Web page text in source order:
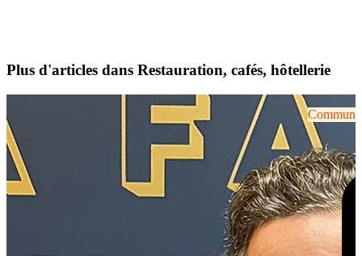
Plus d'articles dans Restauration, cafés, hôtellerie